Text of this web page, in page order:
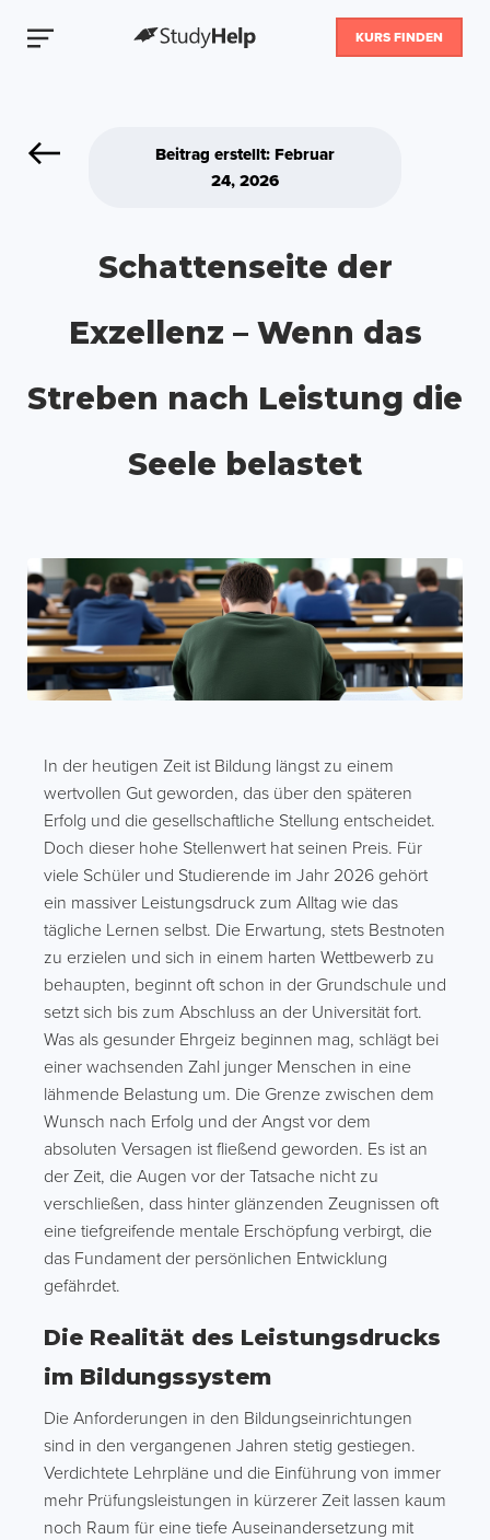
KURS FINDEN
Beitrag erstellt: Februar
24, 2026
Schattenseite der
Exzellenz – Wenn das
Streben nach Leistung die
Seele belastet
In der heutigen Zeit ist Bildung längst zu einem
wertvollen Gut geworden, das über den späteren
Erfolg und die gesellschaftliche Stellung entscheidet.
Doch dieser hohe Stellenwert hat seinen Preis. Für
viele Schüler und Studierende im Jahr 2026 gehört
ein massiver Leistungsdruck zum Alltag wie das
tägliche Lernen selbst. Die Erwartung, stets Bestnoten
zu erzielen und sich in einem harten Wettbewerb zu
behaupten, beginnt oft schon in der Grundschule und
setzt sich bis zum Abschluss an der Universität fort.
Was als gesunder Ehrgeiz beginnen mag, schlägt bei
einer wachsenden Zahl junger Menschen in eine
lähmende Belastung um. Die Grenze zwischen dem
Wunsch nach Erfolg und der Angst vor dem
absoluten Versagen ist fließend geworden. Es ist an
der Zeit, die Augen vor der Tatsache nicht zu
verschließen, dass hinter glänzenden Zeugnissen oft
eine tiefgreifende mentale Erschöpfung verbirgt, die
das Fundament der persönlichen Entwicklung
gefährdet.
Die Realität des Leistungsdrucks
im Bildungssystem
Die Anforderungen in den Bildungseinrichtungen
sind in den vergangenen Jahren stetig gestiegen.
Verdichtete Lehrpläne und die Einführung von immer
mehr Prüfungsleistungen in kürzerer Zeit lassen kaum
noch Raum für eine tiefe Auseinandersetzung mit